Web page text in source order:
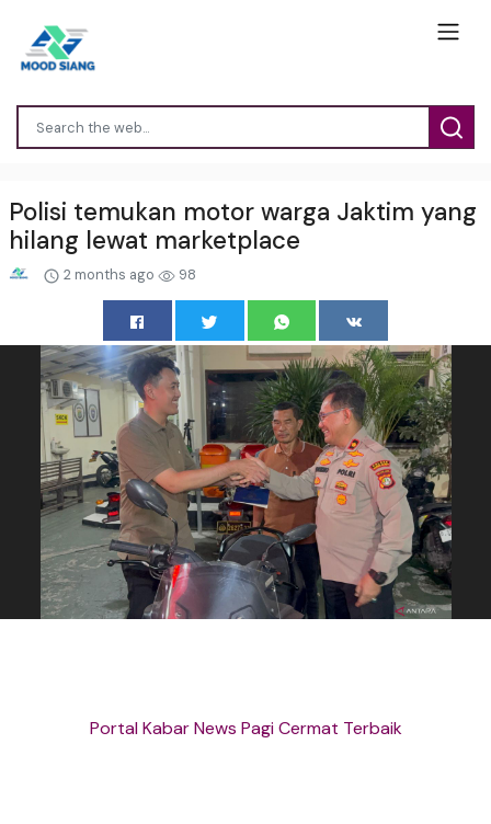
Polisi temukan motor warga Jaktim yang
hilang lewat marketplace
2 months ago 98
Portal Kabar News Pagi Cermat Terbaik